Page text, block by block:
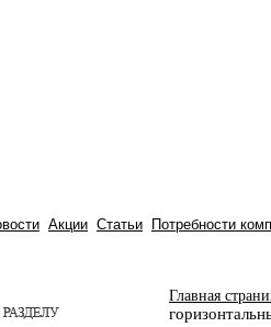
Акции Статьи Потребности
Главная